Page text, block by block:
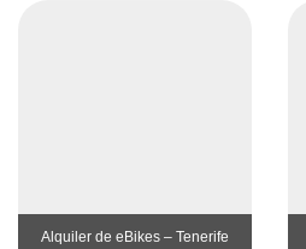
Alquiler de eBikes – Tenerife